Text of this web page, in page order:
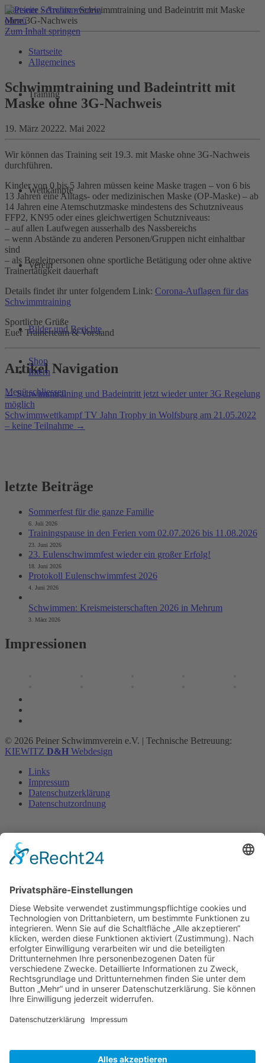
Menü
Zum Inhalt springen
Startseite
Allgemeines
Training
Wettkämpfe
Verein
Bilder und Berichte
Shop
Intern
Menü schliessen
Startseite ›Archiv› Schwimmtraining und Badeintritt mit Maske
ohne 3G-Nachweis
Schwimmtraining und Badeintritt mit
Maske ohne 3G-Nachweis
19. März 20222. Mai 2022
Wir können das Training seit 19.3. mit Maske ohne 3G-Nachweis
durchführen.
Kinder von 0 bis 5 Jahren müssen keine Maske tragen – von 6 bis
13 Jahren eine Alltags- oder medizinischen Maske (OP-Maske) – ab
14 Jahren eine Atemschutzmaske mindestens des Schutzniveaus
FFP2, KN95 oder eines gleichwertigen Schutzniveaus:
– auf allen Laufwegen ausserhalb des Nassbereichs
– wenn Abstände zu anderen Personen/Gruppen nicht einhaltbar
sind
– als Begleitpersonen ohne sportliche Betätigung oder ohne aktive
Trainertätigkeit dauerhaft
Details findet ihr unter folgendem Link: Corona-Auflagen für das
Schwimmtraining
Sportliche Grüße
Euer Trainerteam & Vorstand
Artikel Navigation
←Schwimmtraining und Badeintritt jetzt wieder unter 3G Regelung
möglich
Schwimmwettkampf TV Jahn Trophy in Wolfsburg am 21.05.2022
– keine Teilnahme →
letzte Beiträge
Sommerfest für die ganze Familie
6. Juli 2026
Trainingspause in den Ferien vom 02.07.2026 bis 11.08.2026
23. Juni 2026
23. Eulenschwimmfest wieder ein großer Erfolg!
18. Juni 2026
Protokoll Eulenschwimmfest 2026
4. Juni 2026
Schwimmen: Kreismeisterschaften 2026 in Mehrum
3. März 2026
Impressionen
© 2026 Peiner Schwimmverein e.V. | Technische Betreuung:
KIEWITZ D&H Webdesign
Links
Impressum
Datenschutzerklärung
Datenschutzordnung